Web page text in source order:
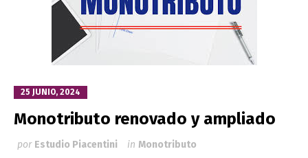
25 JUNIO, 2024
Monotributo renovado y ampliado
por Estudio Piacentini in Monotributo